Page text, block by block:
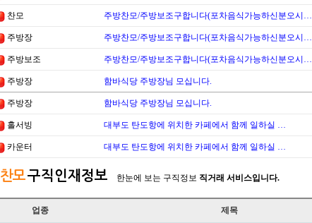
찬모 주방찬모/주방보조구합니다(포차음식가능하신분오시…
주방장 주방찬모/주방보조구합니다(포차음식가능하신분오시…
주방보조 주방찬모/주방보조구합니다(포차음식가능하신분오시…
주방장 함바식당 주방장님 모십니다.
주방장 함바식당 주방장님 모십니다.
홀서빙 대부도 탄도항에 위치한 카페에서 함께 일하실 …
카운터 대부도 탄도항에 위치한 카페에서 함께 일하실 …
찬모구직인재정보 한눈에 보는 구직정보 직거래 서비스입니다.
업종 제목